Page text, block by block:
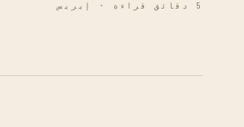
5 دقائق قراءة · إيريس